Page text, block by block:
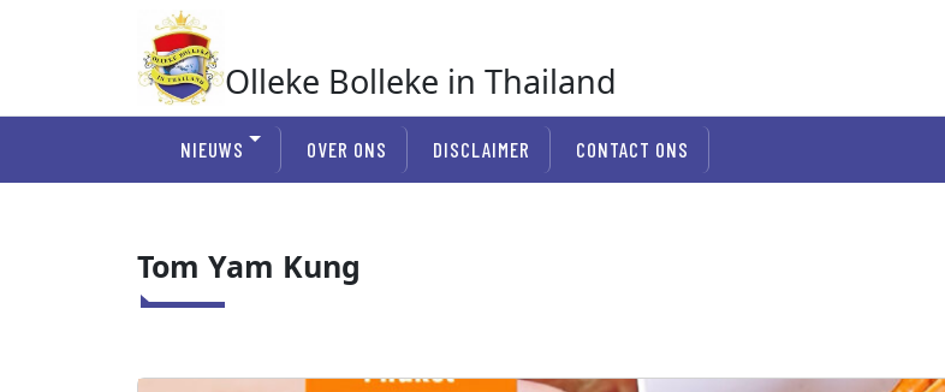
Olleke Bolleke in Thailand
NIEUWS OVER ONS DISCLAIMER CONTACT ONS
Tom Yam Kung